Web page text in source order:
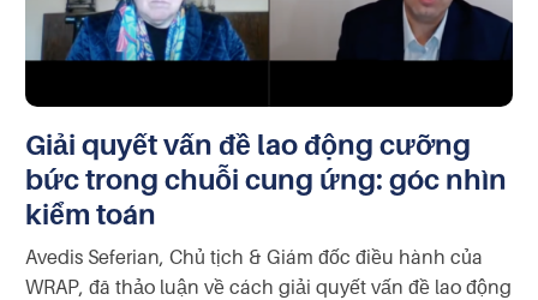
Giải quyết vấn đề lao động cưỡng
bức trong chuỗi cung ứng: góc nhìn
kiểm toán
Avedis Seferian, Chủ tịch & Giám đốc điều hành của
WRAP, đã thảo luận về cách giải quyết vấn đề lao động